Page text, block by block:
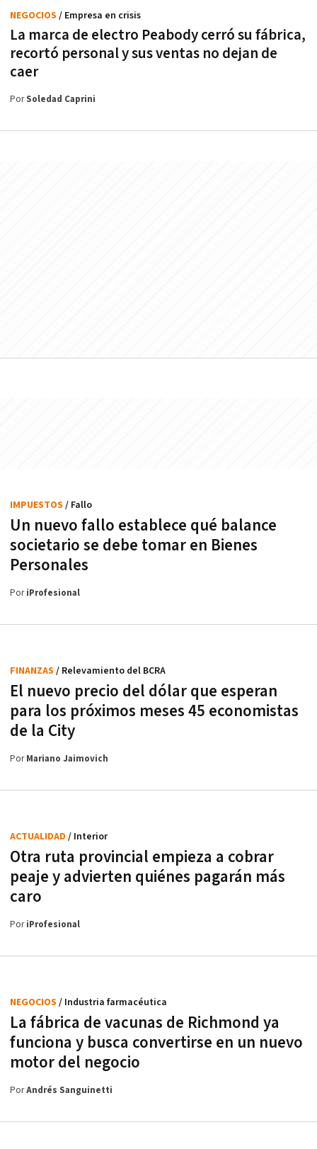
La marca de electro Peabody cerró su fábrica,
recortó personal y sus ventas no dejan de
caer
NEGOCIOS / Empresa en crisis
PorSoledad Caprini
Un nuevo fallo establece qué balance
societario se debe tomar en Bienes
Personales
IMPUESTOS / Fallo
PoriProfesional
El nuevo precio del dólar que esperan
para los próximos meses 45 economistas
de la City
FINANZAS / Relevamiento del BCRA
PorMariano Jaimovich
Otra ruta provincial empieza a cobrar
peaje y advierten quiénes pagarán más
caro
ACTUALIDAD / Interior
PoriProfesional
La fábrica de vacunas de Richmond ya
funciona y busca convertirse en un nuevo
motor del negocio
NEGOCIOS / Industria farmacéutica
PorAndrés Sanguinetti